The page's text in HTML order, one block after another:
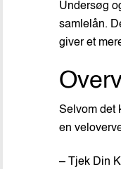
Undersøg
samlelån.
giver et
Selvom det
en
– Tjek Din